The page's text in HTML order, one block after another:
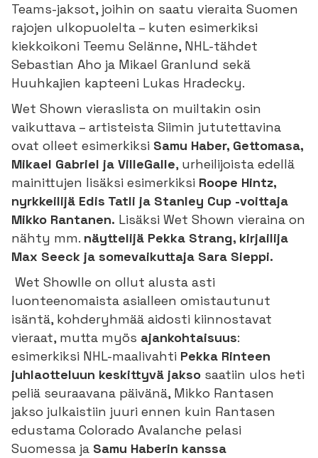
Teams-jaksot, joihin on saatu vieraita Suomen
rajojen ulkopuolelta – kuten esimerkiksi
kiekkoikoni Teemu Selänne, NHL-tähdet
Sebastian Aho ja Mikael Granlund sekä
Huuhkajien kapteeni Lukas Hradecky.
Wet Shown vieraslista on muiltakin osin
vaikuttava – artisteista Siimin jututettavina
ovat olleet esimerkiksi Samu Haber, Gettomasa,
Mikael Gabriel ja VilleGalle, urheilijoista edellä
mainittujen lisäksi esimerkiksi Roope Hintz,
nyrkkeilijä Edis Tatli ja Stanley Cup -voittaja
Mikko Rantanen. Lisäksi Wet Shown vieraina on
nähty mm. näyttelijä Pekka Strang, kirjailija
Max Seeck ja somevaikuttaja Sara Sieppi.
Wet Showlle on ollut alusta asti
luonteenomaista asialleen omistautunut
isäntä, kohderyhmää aidosti kiinnostavat
vieraat, mutta myös ajankohtaisuus:
esimerkiksi NHL-maalivahti Pekka Rinteen
juhlaotteluun keskittyvä jakso saatiin ulos heti
peliä seuraavana päivänä, Mikko Rantasen
jakso julkaistiin juuri ennen kuin Rantasen
edustama Colorado Avalanche pelasi
Suomessa ja Samu Haberin kanssa